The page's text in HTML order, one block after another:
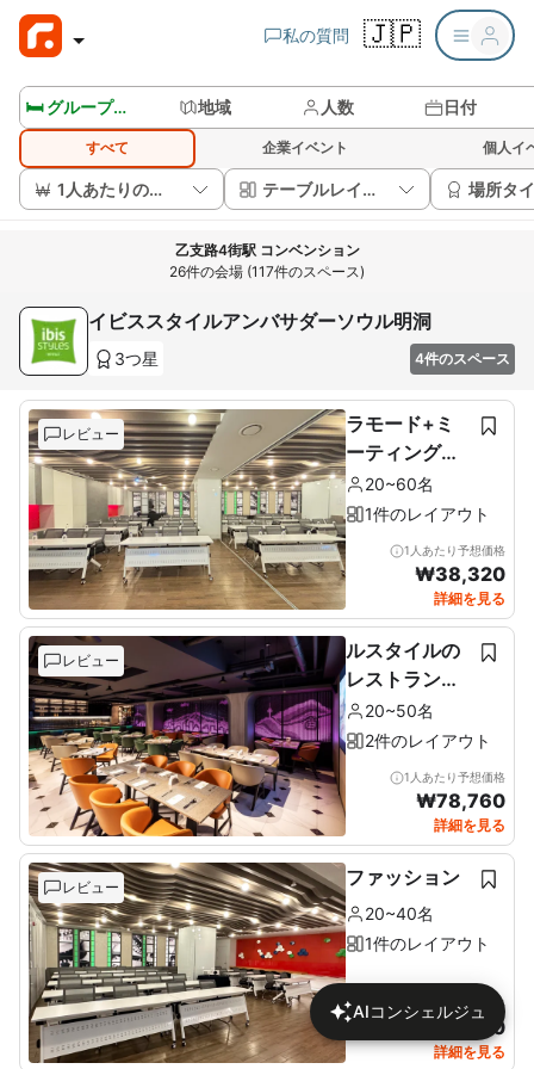
私の質問 🇯🇵
🛏️ グループルームを見る 地域 人数 日付
すべて 企業イベント 個人イ
1人あたりの価格 テーブルレイアウト 場所タ
乙支路4街駅 コンベンション
26件の会場 (117件のスペース)
イビススタイルアンバサダーソウル明洞
3つ星 4件のスペース
レビュー
ラモード+ミ
ーティングル
ーム20~60名
1件のレイアウト
1人あたり予想価格
₩38,320
詳細を見る
レビュー
ルスタイルの
レストラン＆
ルーフトップ
20~50名
2件のレイアウト
1人あたり予想価格
₩78,760
詳細を見る
レビュー ファッション
20~40名
1件のレイアウト
1人あたり予想価格
51,340
詳細を見る
AIコンシェルジュ